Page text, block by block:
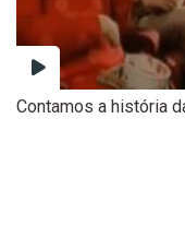
Contamos a história